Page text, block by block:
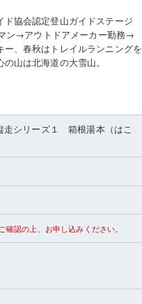
協会認定登山ガイドステージ
ン→アウトドアメーカー勤務→
、春秋はトレイルランニングを
山は北海道の大雪山。
シリーズ１ 箱根湯本（はこ
認の上、お申し込みください。